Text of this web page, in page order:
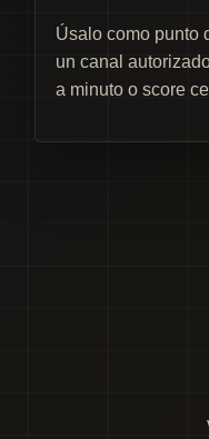
Úsalo como punto
un canal
a minuto o score